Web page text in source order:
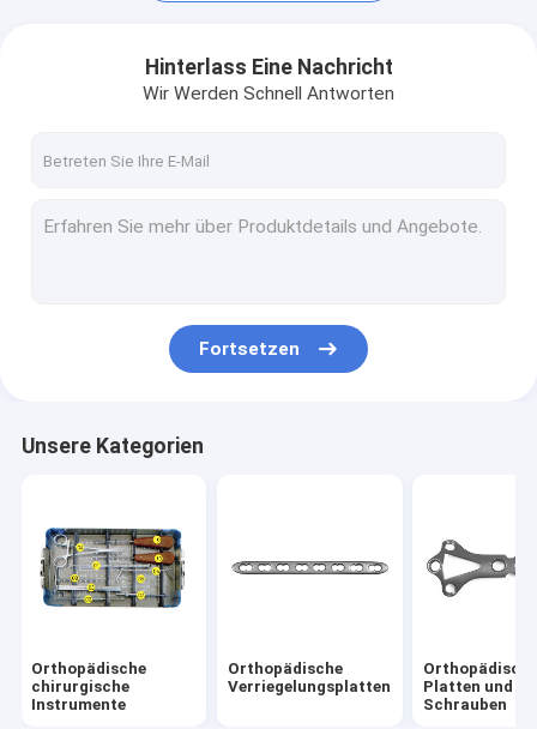
Gesichts- Implantat
Verknüpfte Nägel
Hüftgelenkprothese
Veterinärimplantat
Sport-Medizin
Hinterlass Eine Nachricht
Wir Werden Schnell Antworten
Fortsetzen
Unsere Kategorien
Orthopädische
chirurgische
Instrumente
Orthopädische
Verriegelungsplatten
Platten und
Schrauben